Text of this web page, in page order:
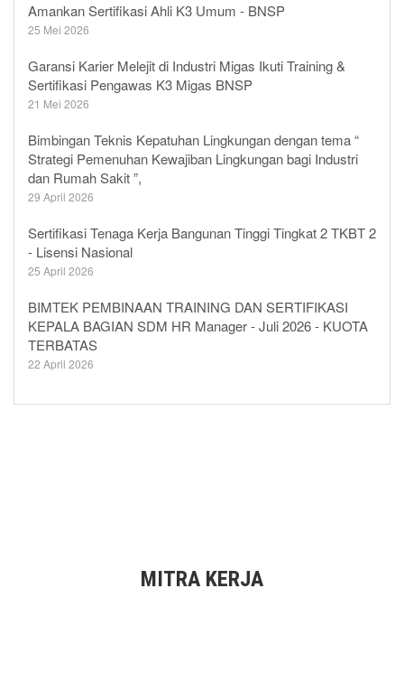
Amankan Sertifikasi Ahli K3 Umum - BNSP
25 Mei 2026
Garansi Karier Melejit di Industri Migas Ikuti Training &
Sertifikasi Pengawas K3 Migas BNSP
21 Mei 2026
Bimbingan Teknis Kepatuhan Lingkungan dengan tema “
Strategi Pemenuhan Kewajiban Lingkungan bagi Industri
dan Rumah Sakit ”,
29 April 2026
Sertifikasi Tenaga Kerja Bangunan Tinggi Tingkat 2 TKBT 2
- Lisensi Nasional
25 April 2026
BIMTEK PEMBINAAN TRAINING DAN SERTIFIKASI
KEPALA BAGIAN SDM HR Manager - Juli 2026 - KUOTA
TERBATAS
22 April 2026
MITRA KERJA